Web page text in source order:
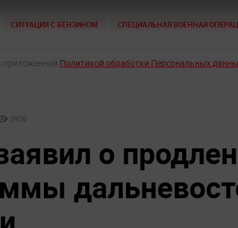
СИТУАЦИЯ С БЕНЗИНОМ СПЕЦИАЛЬНАЯ ВОЕННАЯ
приложенной Политикой обработки Персональных
3920
о